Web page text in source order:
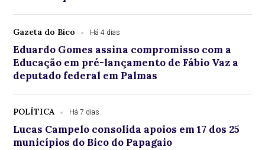
Gazeta do Bico Há 4 dias
Eduardo Gomes assina compromisso com a
Educação em pré-lançamento de Fábio Vaz a
deputado federal em Palmas
POLÍTICA Há 7 dias
Lucas Campelo consolida apoios em 17 dos 25
municípios do Bico do Papagaio